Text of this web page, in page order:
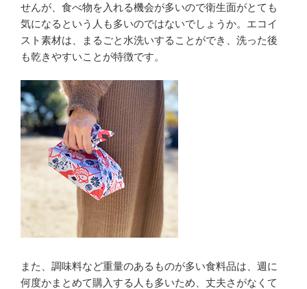
せんが、食べ物を入れる機会が多いので衛生面がとても
気になるという人も多いのではないでしょうか。エコイ
スト素材は、まるごと水洗いすることができ、洗った後
も乾きやすいことが特徴です。
また、調味料など重量のあるものが多い食料品は、週に
何度かまとめて購入する人も多いため、丈夫さがなくて